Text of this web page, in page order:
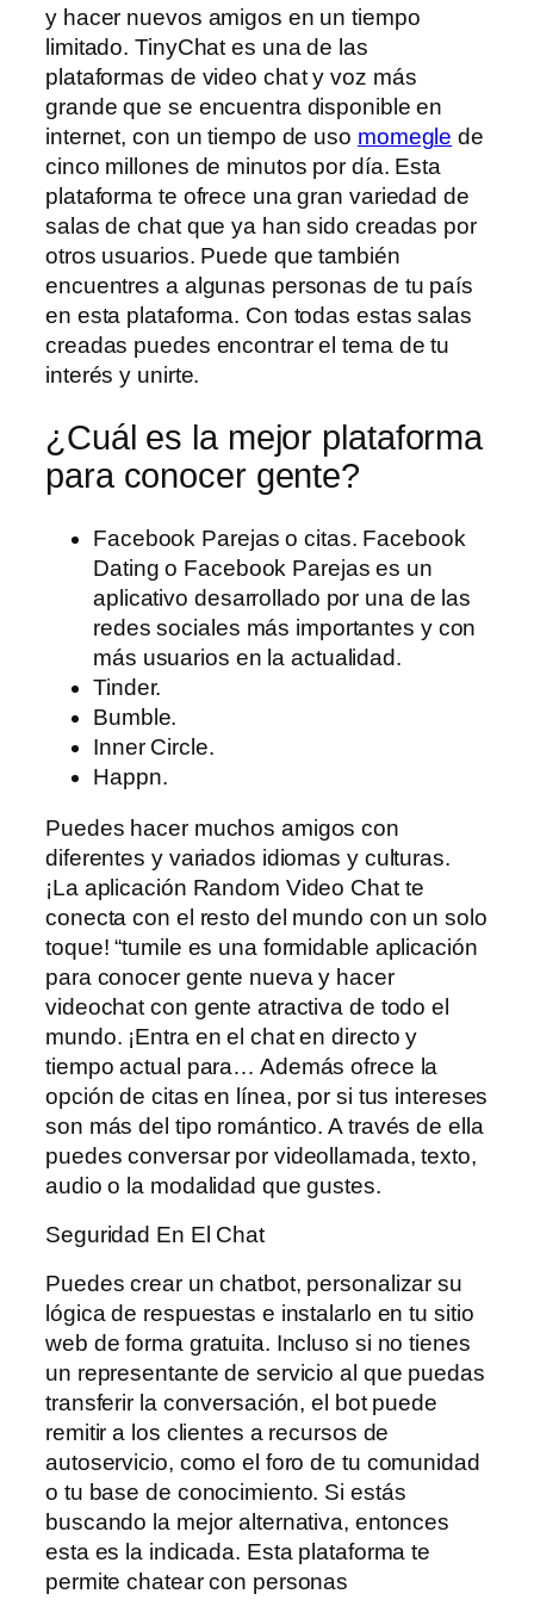
y hacer nuevos amigos en un tiempo
limitado. TinyChat es una de las
plataformas de video chat y voz más
grande que se encuentra disponible en
internet, con un tiempo de uso momegle de
cinco millones de minutos por día. Esta
plataforma te ofrece una gran variedad de
salas de chat que ya han sido creadas por
otros usuarios. Puede que también
encuentres a algunas personas de tu país
en esta plataforma. Con todas estas salas
creadas puedes encontrar el tema de tu
interés y unirte.
¿Cuál es la mejor plataforma
para conocer gente?
Facebook Parejas o citas. Facebook
Dating o Facebook Parejas es un
aplicativo desarrollado por una de las
redes sociales más importantes y con
más usuarios en la actualidad.
Tinder.
Bumble.
Inner Circle.
Happn.
Puedes hacer muchos amigos con
diferentes y variados idiomas y culturas.
¡La aplicación Random Video Chat te
conecta con el resto del mundo con un solo
toque! “tumile es una formidable aplicación
para conocer gente nueva y hacer
videochat con gente atractiva de todo el
mundo. ¡Entra en el chat en directo y
tiempo actual para… Además ofrece la
opción de citas en línea, por si tus intereses
son más del tipo romántico. A través de ella
puedes conversar por videollamada, texto,
audio o la modalidad que gustes.
Seguridad En El Chat
Puedes crear un chatbot, personalizar su
lógica de respuestas e instalarlo en tu sitio
web de forma gratuita. Incluso si no tienes
un representante de servicio al que puedas
transferir la conversación, el bot puede
remitir a los clientes a recursos de
autoservicio, como el foro de tu comunidad
o tu base de conocimiento. Si estás
buscando la mejor alternativa, entonces
esta es la indicada. Esta plataforma te
permite chatear con personas